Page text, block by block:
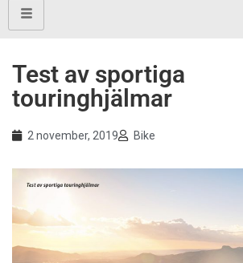
Test av sportiga
touringhjälmar
2 november, 2019 Bike